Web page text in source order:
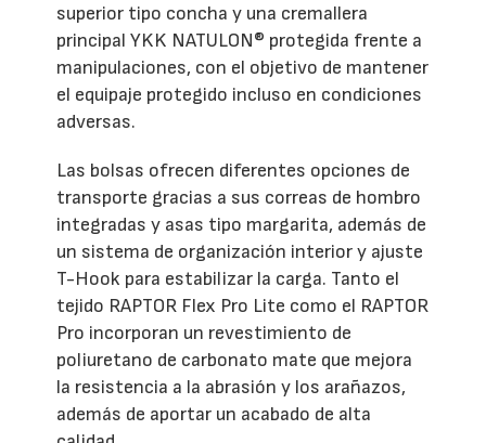
superior tipo concha y una cremallera
principal YKK NATULON® protegida frente a
manipulaciones, con el objetivo de mantener
el equipaje protegido incluso en condiciones
adversas.
Las bolsas ofrecen diferentes opciones de
transporte gracias a sus correas de hombro
integradas y asas tipo margarita, además de
un sistema de organización interior y ajuste
T-Hook para estabilizar la carga. Tanto el
tejido RAPTOR Flex Pro Lite como el RAPTOR
Pro incorporan un revestimiento de
poliuretano de carbonato mate que mejora
la resistencia a la abrasión y los arañazos,
además de aportar un acabado de alta